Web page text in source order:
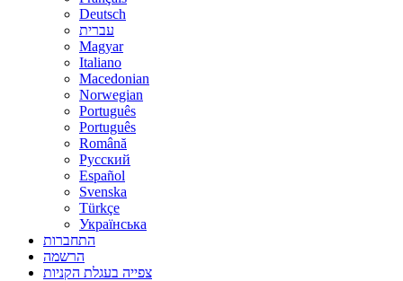
Deutsch
עברית
Magyar
Italiano
Macedonian
Norwegian
Português
Português
Română
Русский
Español
Svenska
Türkçe
Українська
התחברות
הרשמה
צפייה בעגלת הקניות